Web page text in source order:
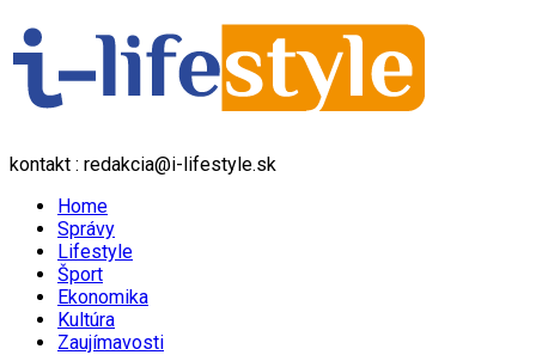
kontakt : redakcia@i-lifestyle.sk
Home
Správy
Lifestyle
Šport
Ekonomika
Kultúra
Zaujímavosti